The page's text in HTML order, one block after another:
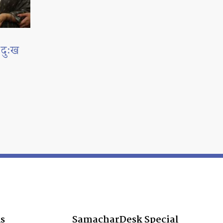
SamacharDesk Special